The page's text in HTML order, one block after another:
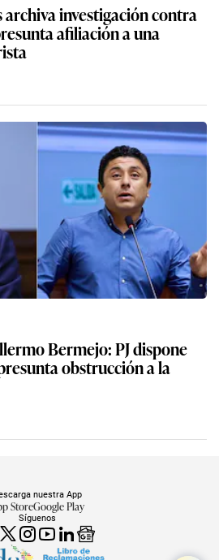
archiva investigación contra
afiliación a una
Bermejo: PJ dispone
obstrucción a la
Síguenos
nuestra App
StoreGoogle Play